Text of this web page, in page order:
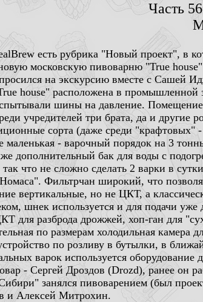
Часть
есть рубрика "Новый проект", в
московскую пивоварню "True
на экскурсию вместе с Сашей
house" расположена в
шины на давление.
учредителей три брата, да и другие
сорта (даже среди
маленькая - варочный порядок на 3
дополнительный бак для воды с
так что не сложно сделать 2 варки в
Фильтрчан широкий, что
вертикальные, но не ЦКТ, а
шнек используется и для подачи
для разброда дрожжей, хоп-ган для
по размерам холодильная камера
по розливу в бутылки, в
варок используется оборудование
- Сергей Дроздов (Drozd), ранее он
занялся пивоварением (был
и Алексей Митрохин.